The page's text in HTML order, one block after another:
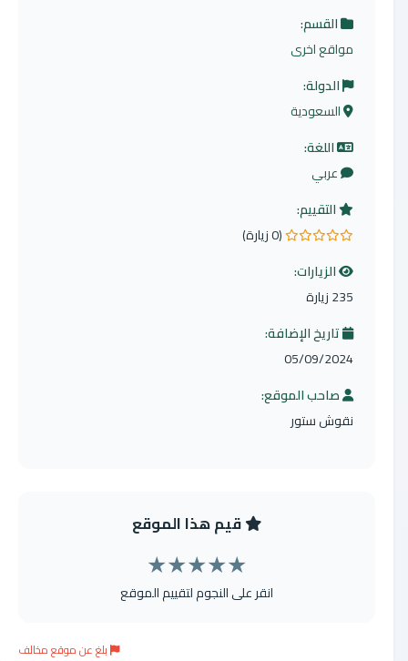
القسم:
مواقع اخرى
الدولة:
السعودية
اللغة:
عربي
التقييم:
0.0 من 5 نجوم
(0 زيارة)
الزيارات:
235 زيارة
تاريخ الإضافة:
05/09/2024
صاحب الموقع:
نقوش ستور
قيم هذا الموقع
★
★
★
★
★
انقر على النجوم لتقييم الموقع
بلغ عن موقع مخالف